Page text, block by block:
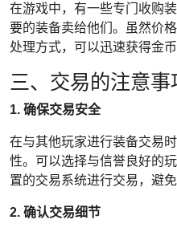
在游戏中，有一些专门收购
要的装备卖给他们。虽然价
处理方式，可以迅速获得金币
三、交易的注意事
1. 确保交易安全
在与其他玩家进行装备交易
性。可以选择与信誉良好的
置的交易系统进行交易，避
2. 确认交易细节